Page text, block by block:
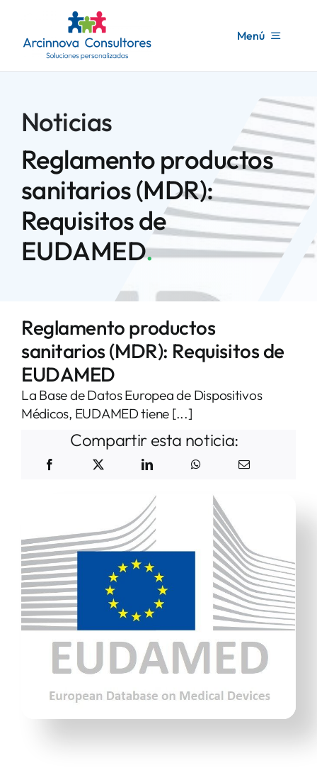
contenido
Menú
Servicios consultoría
Formación
Contacto
Noticias
Reglamento productos
sanitarios (MDR):
Requisitos de
EUDAMED.
Reglamento productos
sanitarios (MDR): Requisitos de
EUDAMED
La Base de Datos Europea de Dispositivos
Médicos, EUDAMED tiene [...]
Compartir esta noticia: